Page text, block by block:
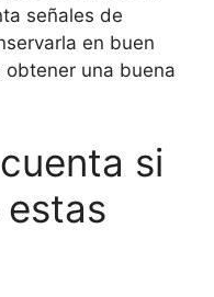
señales de
en buen
una buena
si